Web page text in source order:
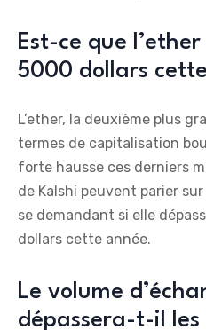
Est-ce que
5000 dollars
L’ether, la deuxième plus
termes de capitalisation
forte hausse ces derniers
de Kalshi peuvent parier
se demandant si elle
dollars cette année.
Le volume
dépassera-t-il